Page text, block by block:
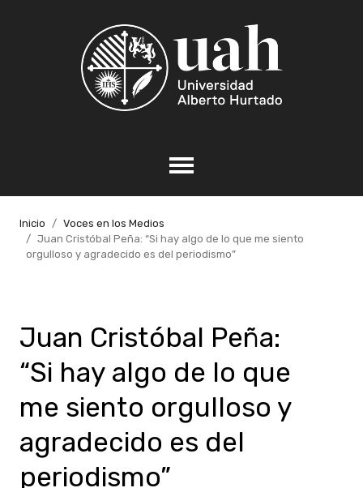
Inicio
Voces en los Medios
Juan Cristóbal Peña: “Si hay algo de lo que me siento
orgulloso y agradecido es del periodismo”
Juan Cristóbal Peña:
“Si hay algo de lo que
me siento orgulloso y
agradecido es del
periodismo”